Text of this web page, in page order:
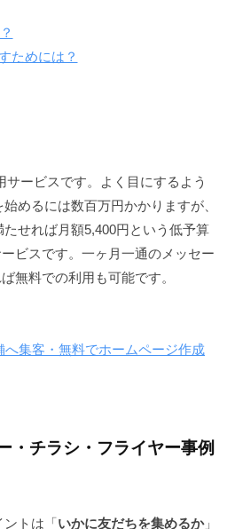
ためには？
サービスです。よく目にするよう
めるには数百万円かかりますが、
せれば月額5,400円という低予算
ビスです。一ヶ月一通のメッセー
無料での利用も可能です。
へ集客・無料でホームページ作成
・チラシ・フライヤー事例
ントは「いかに友だちを集めるか」